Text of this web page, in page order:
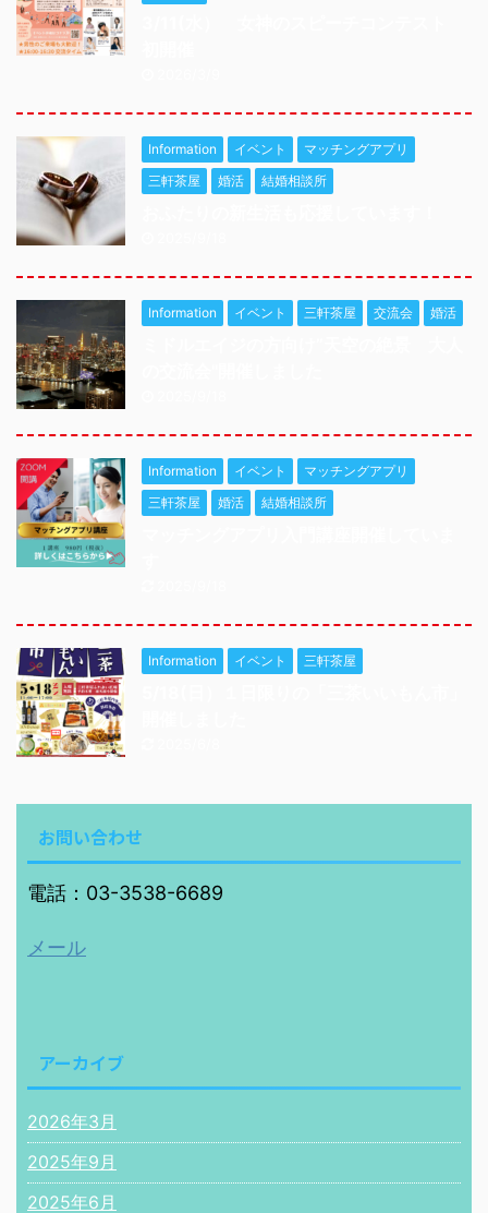
Information イベント
マッチングアプリ
三軒茶屋
婚活 結婚相談所
Information イベント 三軒茶屋 交流会 婚活
Information イベント
マッチングアプリ
三軒茶屋
婚活 結婚相談所
Information イベント 三軒茶屋
お問い合わせ
電話：03-3538-6689
メール
アーカイブ
2026年3月
2025年9月
2025年6月